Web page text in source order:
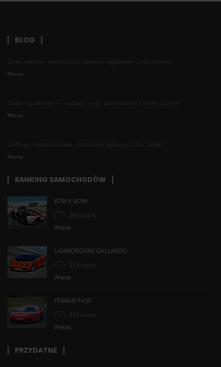
BLOG
Znaki nakazu - pełna lista z opisem, wyglądem i znaczeniem
Więcej
Gokart spalinowy — rodzaje, ceny i porównanie z elektrycznym
Więcej
Drifting vs jazda torowa - która dyscyplina jest dla Ciebie?
Więcej
RANKING SAMOCHODÓW
KTM X-BOW
295 km/h
Więcej
LAMBORGHINI GALLARDO
315 km/h
Więcej
FERRARI F430
315 km/h
Więcej
PRZYDATNE